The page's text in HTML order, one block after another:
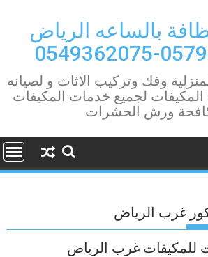
بالساعه الرياض
وفك وتركيب الاثاث و لصيانه
لجميع خدمات المكيفات
ورش الحشرات
غرب الرياض
غرب الرياض